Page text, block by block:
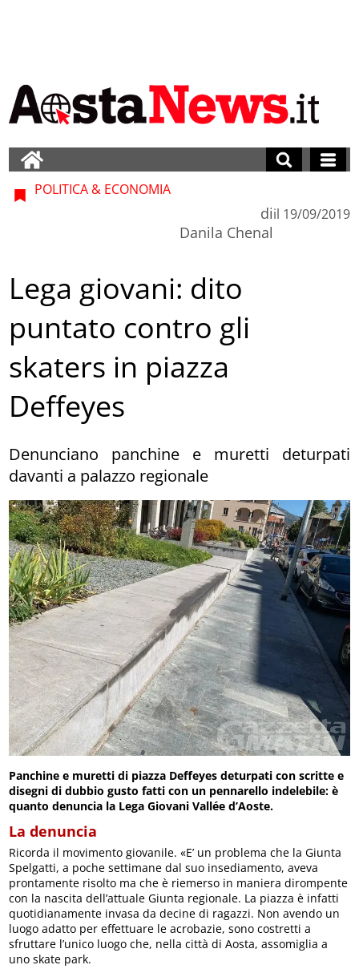
POLITICA & ECONOMIA
di
Danila Chenal
il 19/09/2019
Lega giovani: dito
puntato contro gli
skaters in piazza
Deffeyes
Denunciano panchine e muretti deturpati
davanti a palazzo regionale
Panchine e muretti di piazza Deffeyes deturpati con scritte e
disegni di dubbio gusto fatti con un pennarello indelebile: è
quanto denuncia la Lega Giovani Vallée d’Aoste.
La denuncia
Ricorda il movimento giovanile. «E’ un problema che la Giunta
Spelgatti, a poche settimane dal suo insediamento, aveva
prontamente risolto ma che è riemerso in maniera dirompente
con la nascita dell’attuale Giunta regionale. La piazza è infatti
quotidianamente invasa da decine di ragazzi. Non avendo un
luogo adatto per effettuare le acrobazie, sono costretti a
sfruttare l’unico luogo che, nella città di Aosta, assomiglia a
uno skate park.